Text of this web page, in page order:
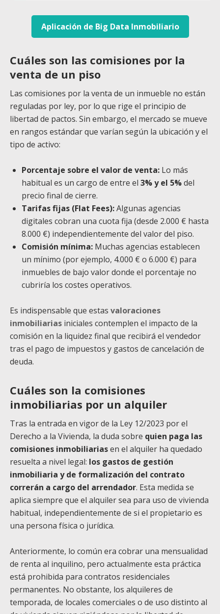
Aplicación de Big Data Inmobiliario
Cuáles son las comisiones por la
venta de un piso
Las comisiones por la venta de un inmueble no están
reguladas por ley, por lo que rige el principio de
libertad de pactos. Sin embargo, el mercado se mueve
en rangos estándar que varían según la ubicación y el
tipo de activo:
Porcentaje sobre el valor de venta: Lo más
habitual es un cargo de entre el 3% y el 5%del
precio final de cierre.
Tarifas fijas (Flat Fees):Algunas agencias
digitales cobran una cuota fija (desde 2.000 € hasta
8.000 €) independientemente del valor del piso.
Comisión mínima: Muchas agencias establecen
un mínimo (por ejemplo, 4.000 € o 6.000 €) para
inmuebles de bajo valor donde el porcentaje no
cubriría los costes operativos.
Es indispensable que estas valoraciones
inmobiliarias iniciales contemplen el impacto de la
comisión en la liquidez final que recibirá el vendedor
tras el pago de impuestos y gastos de cancelación de
deuda.
Cuáles son la comisiones
inmobiliarias por un alquiler
Tras la entrada en vigor de la Ley 12/2023 por el
Derecho a la Vivienda, la duda sobre quien paga las
comisiones inmobiliariasen el alquiler ha quedado
resuelta a nivel legal: los gastos de gestión
inmobiliaria y de formalización del contrato
correrán a cargo del arrendador. Esta medida se
aplica siempre que el alquiler sea para uso de vivienda
habitual, independientemente de si el propietario es
una persona física o jurídica.
Anteriormente, lo común era cobrar una mensualidad
de renta al inquilino, pero actualmente esta práctica
está prohibida para contratos residenciales
permanentes. No obstante, los alquileres de
temporada, de locales comerciales o de uso distinto al